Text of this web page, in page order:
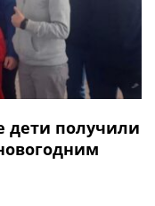
дети получили